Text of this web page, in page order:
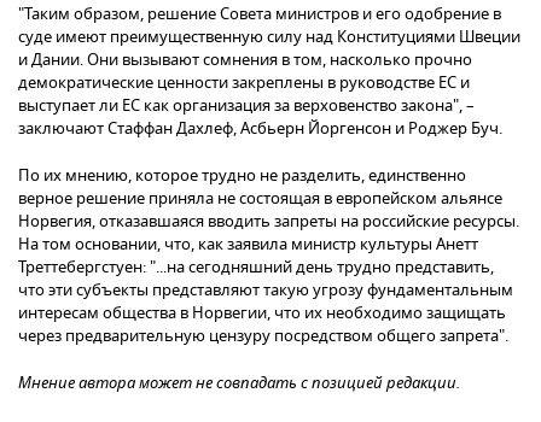
"Таким образом, решение Совета министров и его одобрение в
суде имеют преимущественную силу над Конституциями Швеции
и Дании. Они вызывают сомнения в том, насколько прочно
демократические ценности закреплены в руководстве ЕС и
выступает ли ЕС как организация за верховенство закона", –
заключают Стаффан Дахлеф, Асбьерн Йоргенсон и Роджер Буч.
По их мнению, которое трудно не разделить, единственно
верное решение приняла не состоящая в европейском альянсе
Норвегия, отказавшаяся вводить запреты на российские ресурсы.
На том основании, что, как заявила министр культуры Анетт
Треттебергстуен: "...на сегодняшний день трудно представить,
что эти субъекты представляют такую угрозу фундаментальным
интересам общества в Норвегии, что их необходимо защищать
через предварительную цензуру посредством общего запрета".
Мнение автора может не совпадать с позицией редакции.